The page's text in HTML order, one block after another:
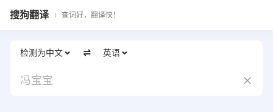
搜狗翻译 查词好，翻译快！
检测为中文 英语
冯宝宝